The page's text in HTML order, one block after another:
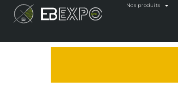
Nos produits